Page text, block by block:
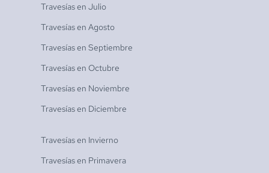
Travesías en Julio
Travesías en Agosto
Travesías en Septiembre
Travesías en Octubre
Travesías en Noviembre
Travesías en Diciembre
Travesías en Invierno
Travesías en Primavera